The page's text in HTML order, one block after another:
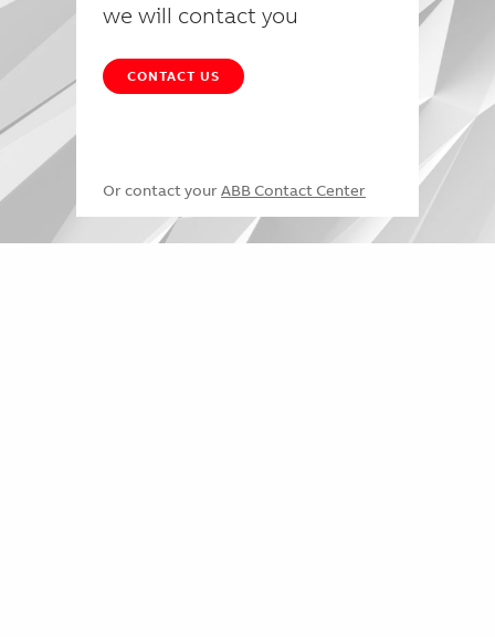
we will contact you
CONTACT US
Or contact your ABB Contact Center